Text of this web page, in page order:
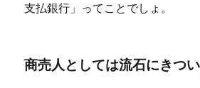
支払銀行」ってことでしょ。
商売人としては流石にきつ